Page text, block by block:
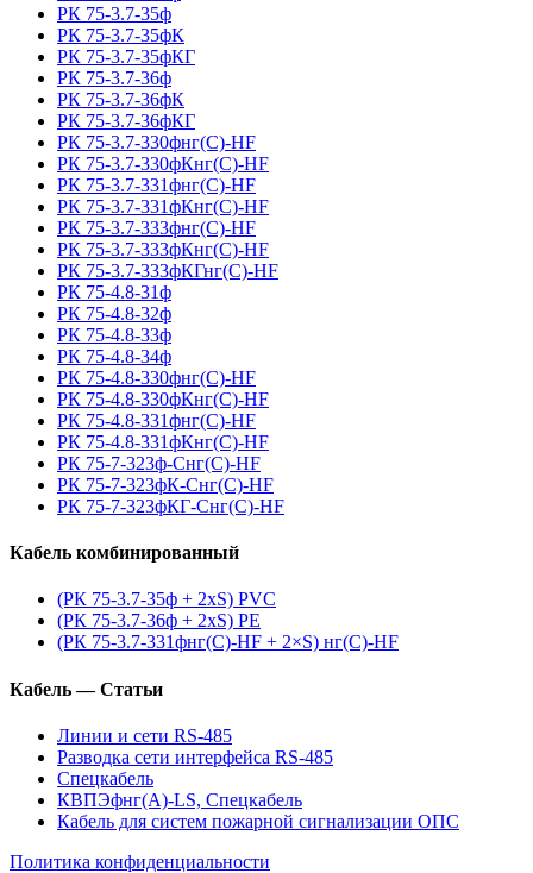
РК 75-3.7-35ф
РК 75-3.7-35фК
РК 75-3.7-35фКГ
РК 75-3.7-36ф
РК 75-3.7-36фК
РК 75-3.7-36фКГ
РК 75-3.7-330фнг(С)-HF
РК 75-3.7-330фКнг(С)-HF
РК 75-3.7-331фнг(С)-HF
РК 75-3.7-331фКнг(С)-HF
РК 75-3.7-333фнг(С)-HF
РК 75-3.7-333фКнг(С)-HF
РК 75-3.7-333фКГнг(С)-HF
РК 75-4.8-31ф
РК 75-4.8-32ф
РК 75-4.8-33ф
РК 75-4.8-34ф
РК 75-4.8-330фнг(С)-HF
РК 75-4.8-330фКнг(С)-HF
РК 75-4.8-331фнг(С)-HF
РК 75-4.8-331фКнг(С)-HF
РК 75-7-323ф-Снг(С)-HF
РК 75-7-323фК-Снг(С)-HF
РК 75-7-323фКГ-Снг(С)-HF
Кабель комбинированный
(РК 75-3.7-35ф + 2xS) PVC
(РК 75-3.7-36ф + 2xS) PE
(РК 75-3.7-331фнг(С)-HF + 2×S) нг(С)-HF
Кабель — Статьи
Линии и сети RS-485
Разводка сети интерфейса RS-485
Спецкабель
КВПЭфнг(А)-LS, Спецкабель
Кабель для систем пожарной сигнализации ОПС
Политика конфиденциальности